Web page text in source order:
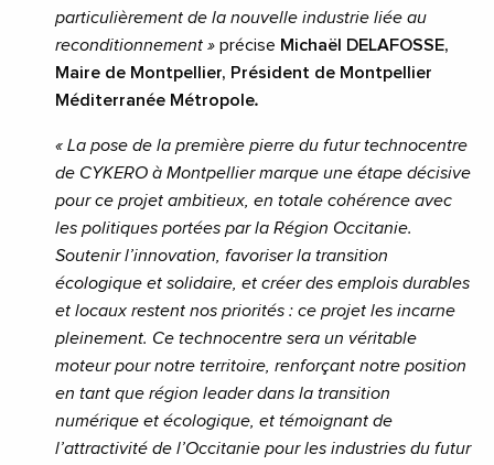
particulièrement de la nouvelle industrie liée au
reconditionnement » précise Michaël DELAFOSSE,
Maire de Montpellier, Président de Montpellier
Méditerranée Métropole.
« La pose de la première pierre du futur technocentre
de CYKERO à Montpellier marque une étape décisive
pour ce projet ambitieux, en totale cohérence avec
les politiques portées par la Région Occitanie.
Soutenir l’innovation, favoriser la transition
écologique et solidaire, et créer des emplois durables
et locaux restent nos priorités : ce projet les incarne
pleinement. Ce technocentre sera un véritable
moteur pour notre territoire, renforçant notre position
en tant que région leader dans la transition
numérique et écologique, et témoignant de
l’attractivité de l’Occitanie pour les industries du futur